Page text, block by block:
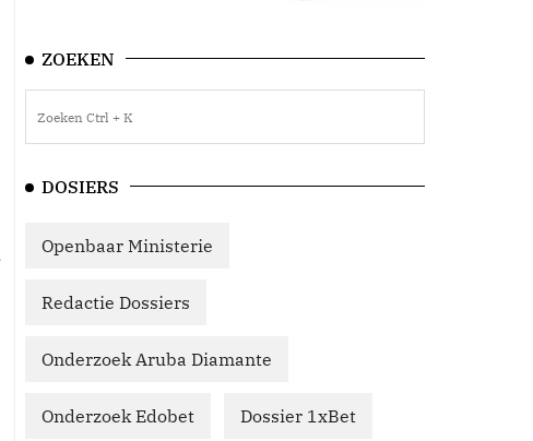
ZOEKEN
DOSIERS
Openbaar Ministerie
Redactie Dossiers
Onderzoek Aruba Diamante
Onderzoek Edobet Dossier 1xBet